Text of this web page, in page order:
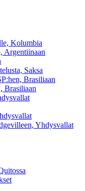
Kolumbia
Argentiinaan
Saksa
Brasiliaan
Brasiliaan
Yhdysvallat